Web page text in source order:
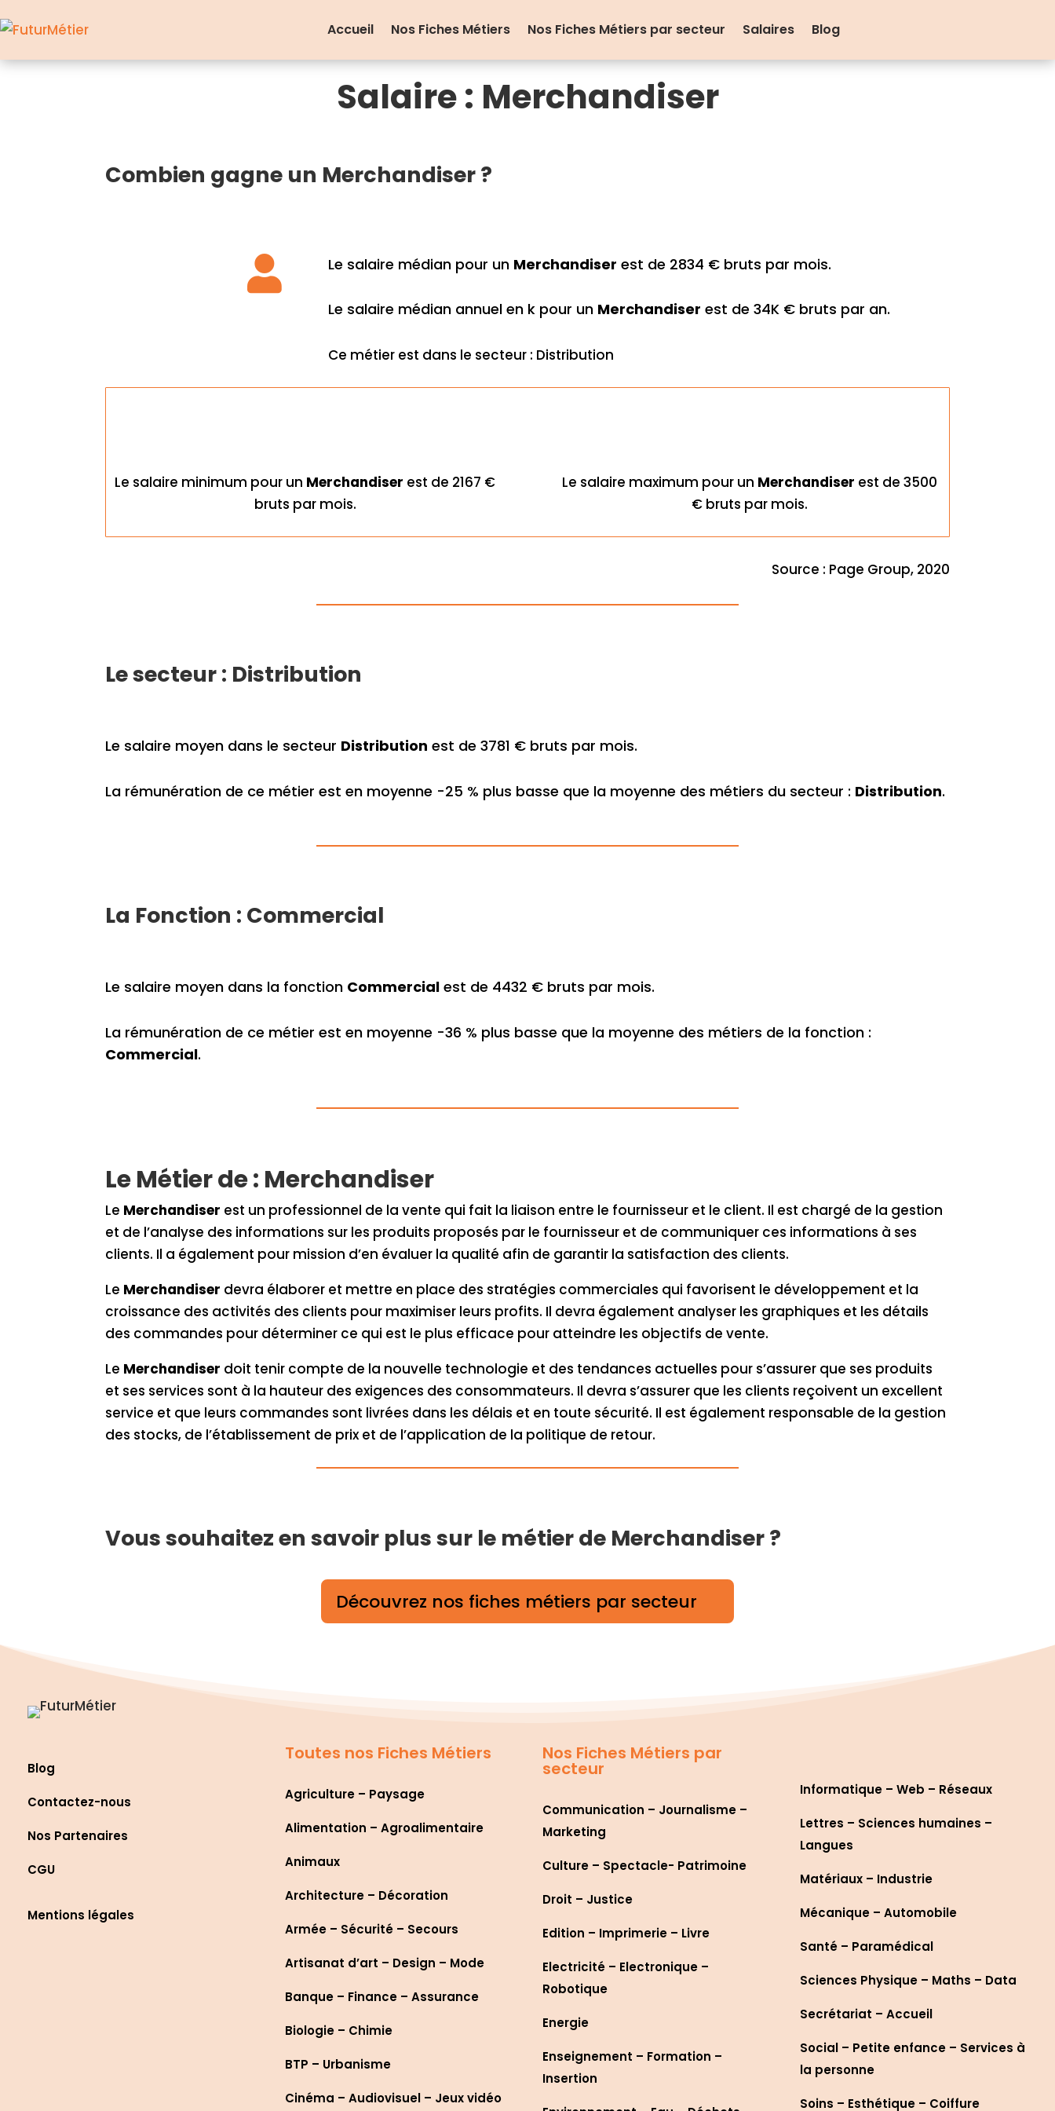
Accueil Nos Fiches Métiers Nos Fiches Métiers par secteur Salaires Blog
Salaire : Merchandiser
Combien gagne un Merchandiser ?
 Le salaire médian pour un Merchandiser est de 2834 € bruts par mois.
Le salaire médian annuel en k pour un Merchandiser est de 34K € bruts par an.
Ce métier est dans le secteur : Distribution
Le salaire minimum pour un Merchandiser est de 2167 €
bruts par mois.
Le salaire maximum pour un Merchandiser est de 3500
€ bruts par mois.
Source : Page Group, 2020
Le secteur : Distribution
Le salaire moyen dans le secteur Distribution est de 3781 € bruts par mois.
La rémunération de ce métier est en moyenne -25 % plus basse que la moyenne des métiers du secteur : Distribution.
La Fonction : Commercial
Le salaire moyen dans la fonction Commercial est de 4432 € bruts par mois.
La rémunération de ce métier est en moyenne -36 % plus basse que la moyenne des métiers de la fonction :
Commercial.
Le Métier de : Merchandiser
Le Merchandiser est un professionnel de la vente qui fait la liaison entre le fournisseur et le client. Il est chargé de la gestion
et de l’analyse des informations sur les produits proposés par le fournisseur et de communiquer ces informations à ses
clients. Il a également pour mission d’en évaluer la qualité afin de garantir la satisfaction des clients.
Le Merchandiser devra élaborer et mettre en place des stratégies commerciales qui favorisent le développement et la
croissance des activités des clients pour maximiser leurs profits. Il devra également analyser les graphiques et les détails
des commandes pour déterminer ce qui est le plus efficace pour atteindre les objectifs de vente.
Le Merchandiser doit tenir compte de la nouvelle technologie et des tendances actuelles pour s’assurer que ses produits
et ses services sont à la hauteur des exigences des consommateurs. Il devra s’assurer que les clients reçoivent un excellent
service et que leurs commandes sont livrées dans les délais et en toute sécurité. Il est également responsable de la gestion
des stocks, de l’établissement de prix et de l’application de la politique de retour.
Vous souhaitez en savoir plus sur le métier de Merchandiser ?
Découvrez nos fiches métiers par secteur
Blog
Contactez-nous
Nos Partenaires
CGU
Mentions légales
Toutes nos Fiches Métiers
Agriculture – Paysage
Alimentation – Agroalimentaire
Animaux
Architecture – Décoration
Armée – Sécurité – Secours
Artisanat d’art – Design – Mode
Banque – Finance – Assurance
Biologie – Chimie
BTP – Urbanisme
Cinéma – Audiovisuel – Jeux vidéo
Nos Fiches Métiers par
secteur
Communication – Journalisme –
Marketing
Culture – Spectacle- Patrimoine
Droit – Justice
Edition – Imprimerie – Livre
Electricité – Electronique –
Robotique
Energie
Enseignement – Formation –
Insertion
Informatique – Web – Réseaux
Lettres – Sciences humaines –
Langues
Matériaux – Industrie
Mécanique – Automobile
Santé – Paramédical
Sciences Physique – Maths – Data
Secrétariat – Accueil
Social – Petite enfance – Services à
la personne
Soins – Esthétique – Coiffure